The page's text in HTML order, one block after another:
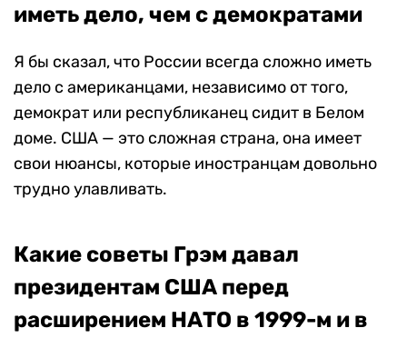
иметь дело, чем с демократами
Я бы сказал, что России всегда сложно иметь
дело с американцами, независимо от того,
демократ или республиканец сидит в Белом
доме. США — это сложная страна, она имеет
свои нюансы, которые иностранцам довольно
трудно улавливать.
Какие советы Грэм давал
президентам США перед
расширением НАТО в 1999-м и в